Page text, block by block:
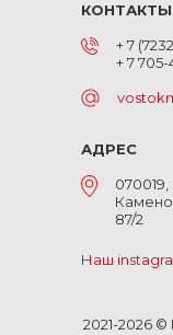
КОНТАКТЫ
+ 7
+ 7
АДРЕС
070019,
87/2
Наш
2021-2026